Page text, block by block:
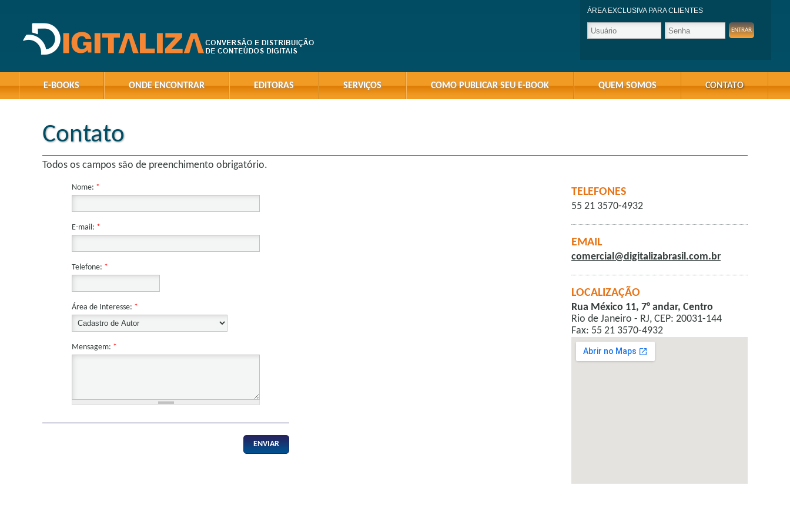
ÁREA EXCLUSIVA PARA CLIENTES
E-BOOKS ONDE ENCONTRAR EDITORAS SERVIÇOS COMO PUBLICAR SEU E-BOOK QUEM SOMOS CONTATO
Contato
Todos os campos são de preenchimento obrigatório.
Nome: *
E-mail: *
Telefone: *
Área de Interesse: *
Mensagem: *
TELEFONES
55 21 3570-4932
EMAIL
comercial@digitalizabrasil.com.br
LOCALIZAÇÃO
Rua México 11, 7° andar, Centro
Rio de Janeiro - RJ, CEP: 20031-144
Fax: 55 21 3570-4932